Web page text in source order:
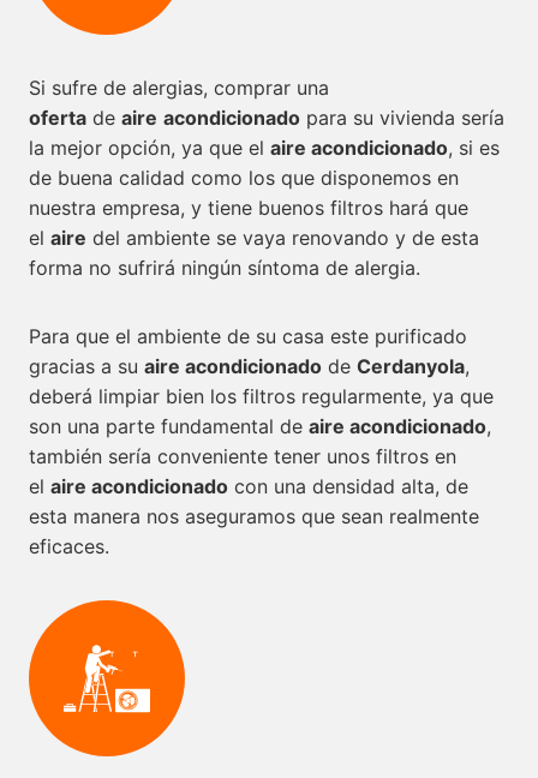
Si sufre de alergias, comprar una
oferta de aire acondicionado para su vivienda sería
la mejor opción, ya que el aire acondicionado, si es
de buena calidad como los que disponemos en
nuestra empresa, y tiene buenos filtros hará que
el aire del ambiente se vaya renovando y de esta
forma no sufrirá ningún síntoma de alergia.
Para que el ambiente de su casa este purificado
gracias a su aire acondicionado de Cerdanyola,
deberá limpiar bien los filtros regularmente, ya que
son una parte fundamental de aire acondicionado,
también sería conveniente tener unos filtros en
el aire acondicionado con una densidad alta, de
esta manera nos aseguramos que sean realmente
eficaces.